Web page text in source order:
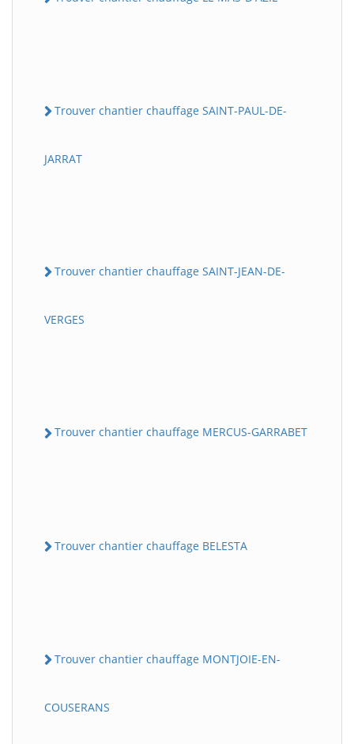
Trouver chantier chauffage SAINT-PAUL-DE-
JARRAT
Trouver chantier chauffage SAINT-JEAN-DE-
VERGES
Trouver chantier chauffage MERCUS-GARRABET
Trouver chantier chauffage BELESTA
Trouver chantier chauffage MONTJOIE-EN-
COUSERANS